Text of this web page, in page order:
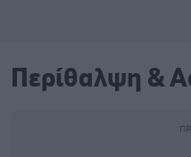
Περίθαλψη &